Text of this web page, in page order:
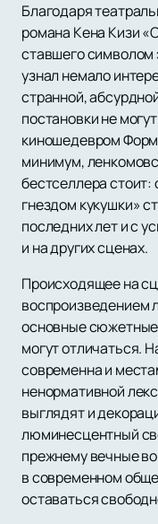
Благодаря
романа Кена Кизи
ставшего символом
узнал немало
странной,
постановки не
киношедевром
минимум,
бестселлера стоит:
гнездом кукушки»
последних лет и с
и на других сценах.
Происходящее на
воспроизведением
основные
могут отличаться.
современна и
ненормативной
выглядят и
люминесцентный
прежнему вечные
в современном
оставаться